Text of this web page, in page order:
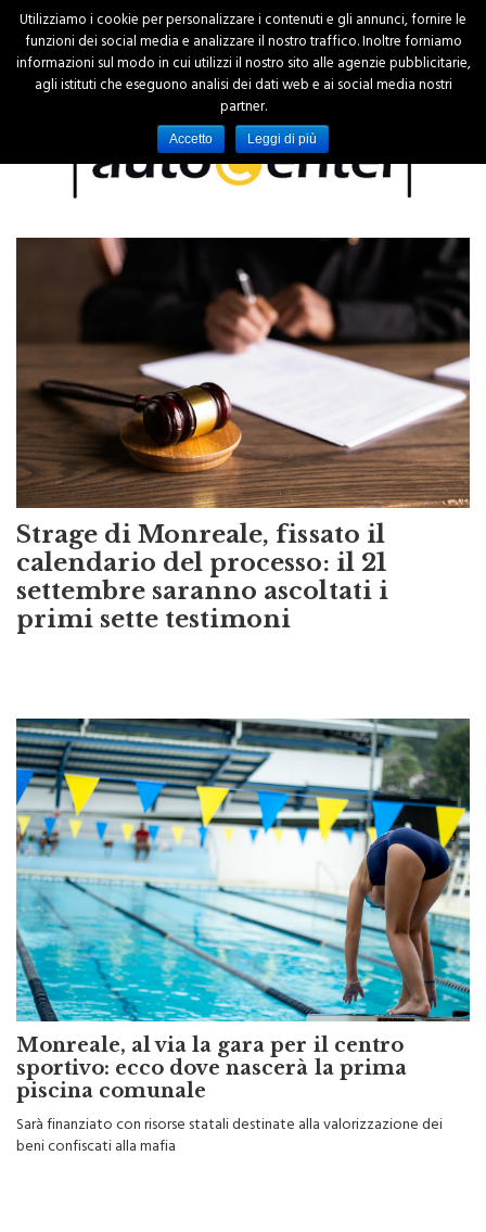
Strage di Monreale, fissato il
calendario del processo: il 21
settembre saranno ascoltati i
Monreale, al via la gara per il centro
sportivo: ecco dove nascerà la prima
piscina comunale
Sarà finanziato con risorse statali destinate alla valorizzazione dei
Utilizziamo i cookie per personalizzare i contenuti e gli annunci, fornire le
funzioni dei social media e analizzare il nostro traffico. Inoltre forniamo
informazioni sul modo in cui utilizzi il nostro sito alle agenzie pubblicitarie,
agli istituti che eseguono analisi dei dati web e ai social media nostri
partner.
Accetto Leggi di più